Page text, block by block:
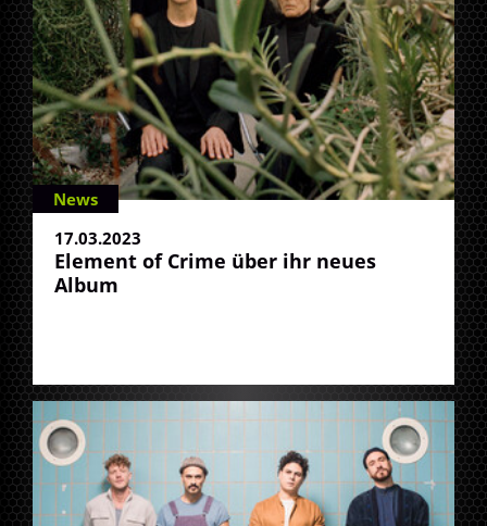
News
17.03.2023
Element of Crime über ihr neues
Album